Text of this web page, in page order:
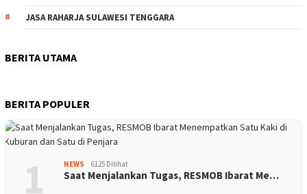
JASA RAHARJA SULAWESI TENGGARA
BERITA UTAMA
BERITA POPULER
1 NEWS 6125 Dilihat
Saat Menjalankan Tugas, RESMOB Ibarat Me…